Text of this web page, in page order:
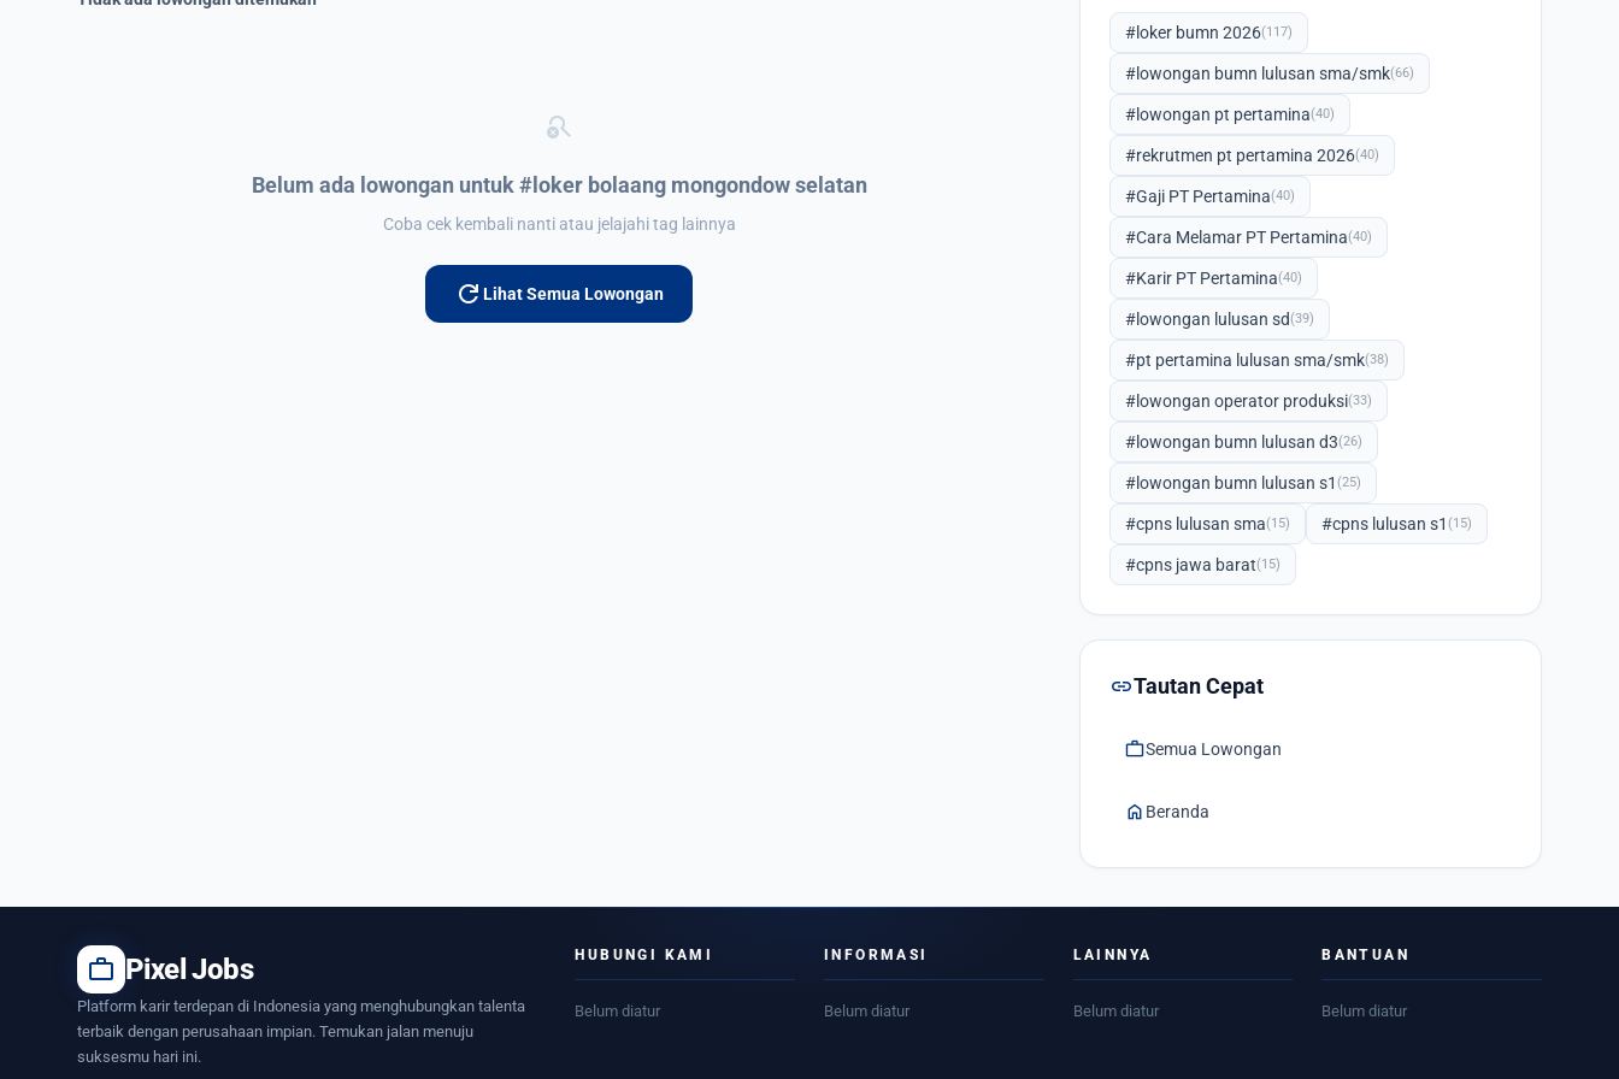
search_off
Belum ada lowongan untuk #loker bolaang mongondow selatan
Coba cek kembali nanti atau jelajahi tag lainnya
refresh Lihat Semua Lowongan
#loker bumn 2026(117)
#lowongan bumn lulusan sma/smk(66)
#lowongan pt pertamina(40)
#rekrutmen pt pertamina 2026(40)
#Gaji PT Pertamina(40)
#Cara Melamar PT Pertamina(40)
#Karir PT Pertamina(40)
#lowongan lulusan sd(39)
#pt pertamina lulusan sma/smk(38)
#lowongan operator produksi(33)
#lowongan bumn lulusan d3(26)
#lowongan bumn lulusan s1 (25)
#cpns lulusan sma(15) #cpns lulusan s1 (15)
#cpns jawa barat(15)
linkTautan Cepat
workSemua Lowongan
home Beranda
work Pixel Jobs
Platform karir terdepan di Indonesia yang menghubungkan talenta
terbaik dengan perusahaan impian. Temukan jalan menuju
suksesmu hari ini.
HUBUNGI KAMI
Belum diatur
INFORMASI
Belum diatur
LAINNYA
Belum diatur
BANTUAN
Belum diatur